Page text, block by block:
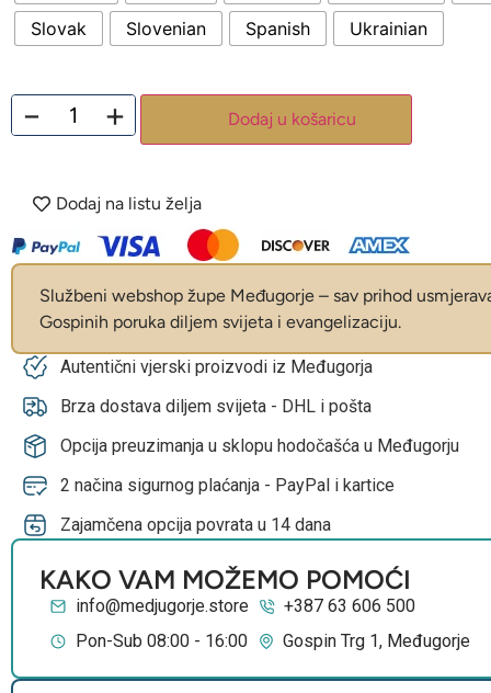
Slovak
Slovenian Spanish Ukrainian
− + Dodaj u košaricu
Dodaj na listu želja
Službeni webshop župe Međugorje – sav prihod
Gospinih poruka diljem svijeta i evangelizaciju.
Autentični vjerski proizvodi iz Međugorja
Brza dostava diljem svijeta - DHL i pošta
Opcija preuzimanja u sklopu hodočašća u Međugorju
2 načina sigurnog plaćanja - PayPal i kartice
Zajamčena opcija povrata u 14 dana
KAKO VAM MOŽEMO POMOĆI
info@medjugorje.store
+387 63 606 500
Pon-Sub 08:00 - 16:00
Gospin Trg 1, Međugorje